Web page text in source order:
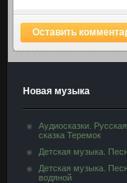
Оставить
Новая музыка
Аудиосказки.
сказка Теремок
Детская музыка.
Детская музыка.
водяной